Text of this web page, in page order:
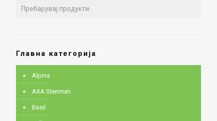
Главна категорија
Alpina
AXA Stenman
Basil